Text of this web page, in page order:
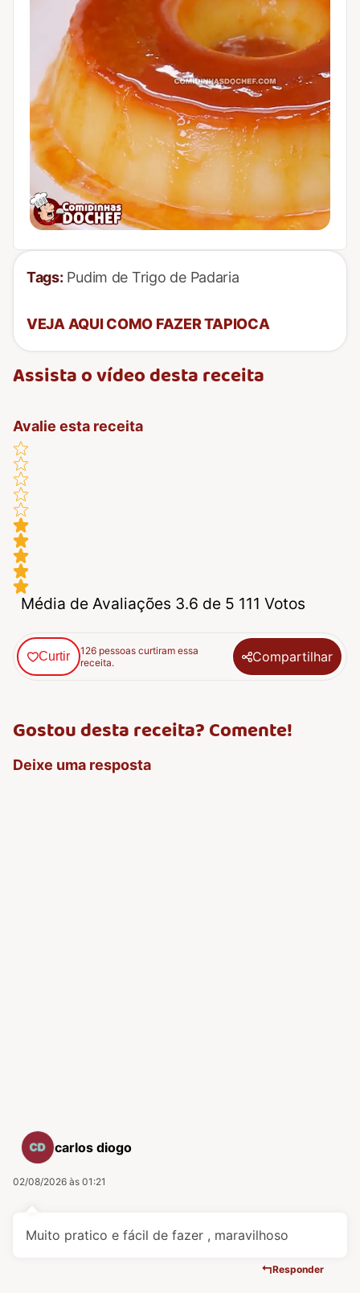
Tags: Pudim de Trigo de Padaria
VEJA AQUI COMO FAZER TAPIOCA
Assista o vídeo desta receita
Avalie esta receita
Média de Avaliações 3.6 de 5 111 Votos
Curtir
126 pessoas curtiram essa
receita.
Compartilhar
Gostou desta receita? Comente!
Deixe uma resposta
carlos diogo
02/08/2026 às 01:21
Muito pratico e fácil de fazer , maravilhoso
Responder